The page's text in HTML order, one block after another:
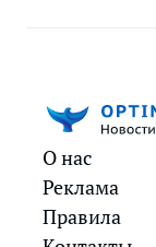
О нас
Реклама
Правила